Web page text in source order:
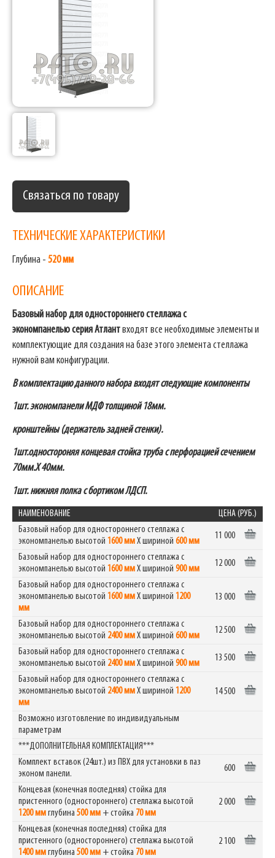
Связаться по товару
ТЕХНИЧЕСКИЕ ХАРАКТЕРИСТИКИ
Глубина - 520 мм
ОПИСАНИЕ
Базовый набор для одностороннего стеллажа с
экономпанельюсерия Атлантвходят все необходимые элементы и
комплектующие для создания на базе этого элемента стеллажа
нужной вам конфигурации.
В комплектацию данного набора входят следующие компоненты
1шт. экономпанели МДФ толщиной 18мм.
кронштейны (держатель задней стенки).
1шт.одностороняя концевая стойка труба с перфорацией сечением
70мм.Х 40мм.
1шт. нижняя полка с бортиком ЛДСП.
НАИМЕНОВАНИЕ
ЦЕНА (РУБ.)
Базовый набор для одностороннего стеллажа с
экономпанелью высотой 1600 ммХ шириной 600 мм
11 000
Базовый набор для одностороннего стеллажа с
экономпанелью высотой 1600 ммХ шириной 900 мм
12 000
Базовый набор для одностороннего стеллажа с
экономпанелью высотой 1600 ммХ шириной 1200
мм
13 000
Базовый набор для одностороннего стеллажа с
экономпанелью высотой 2400 ммХ шириной 600 мм
12 500
Базовый набор для одностороннего стеллажа с
экономпанелью высотой 2400 ммХ шириной 900 мм
13 500
Базовый набор для одностороннего стеллажа с
экономпанелью высотой 2400 ммХ шириной 1200
мм
14 500
Возможно изготовление по индивидуальным
параметрам
***ДОПОЛНИТЕЛЬНАЯ КОМПЛЕКТАЦИЯ***
Комплект вставок (24шт.) из ПВХ для установки в паз
эконом панели.
600
Концевая (конечная последняя) стойка для
пристенного (одностороннего) стеллажа высотой
1200 ммглубина 500 мм + стойка 70 мм
2 000
Концевая (конечная последняя) стойка для
пристенного (одностороннего) стеллажа высотой
1400 ммглубина 500 мм + стойка 70 мм
2 100